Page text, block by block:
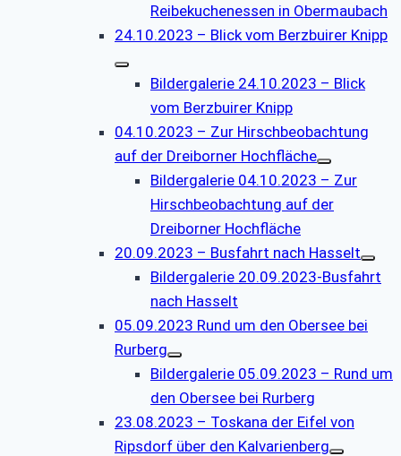
Reibekuchenessen in Obermaubach
24.10.2023 – Blick vom Berzbuirer Knipp
Bildergalerie 24.10.2023 – Blick
vom Berzbuirer Knipp
04.10.2023 – Zur Hirschbeobachtung
auf der Dreiborner Hochfläche
Bildergalerie 04.10.2023 – Zur
Hirschbeobachtung auf der
Dreiborner Hochfläche
20.09.2023 – Busfahrt nach Hasselt
Bildergalerie 20.09.2023-Busfahrt
nach Hasselt
05.09.2023 Rund um den Obersee bei
Rurberg
Bildergalerie 05.09.2023 – Rund um
den Obersee bei Rurberg
23.08.2023 – Toskana der Eifel von
Ripsdorf über den Kalvarienberg